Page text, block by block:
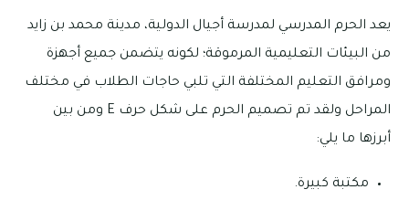
يعد الحرم المدرسي لمدرسة أجيال الدولية، مدينة محمد بن زايد
من البيئات التعليمية المرموقة؛ لكونه يتضمن جميع أجهزة
ومرافق التعليم المختلفة التي تلبي حاجات الطلاب في مختلف
المراحل ولقد تم تصميم الحرم على شكل حرف E ومن بين
أبرزها ما يلي:
مكتبة كبيرة.